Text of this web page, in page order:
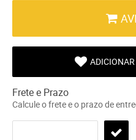
Frete e Prazo
Calcule o frete e o prazo de